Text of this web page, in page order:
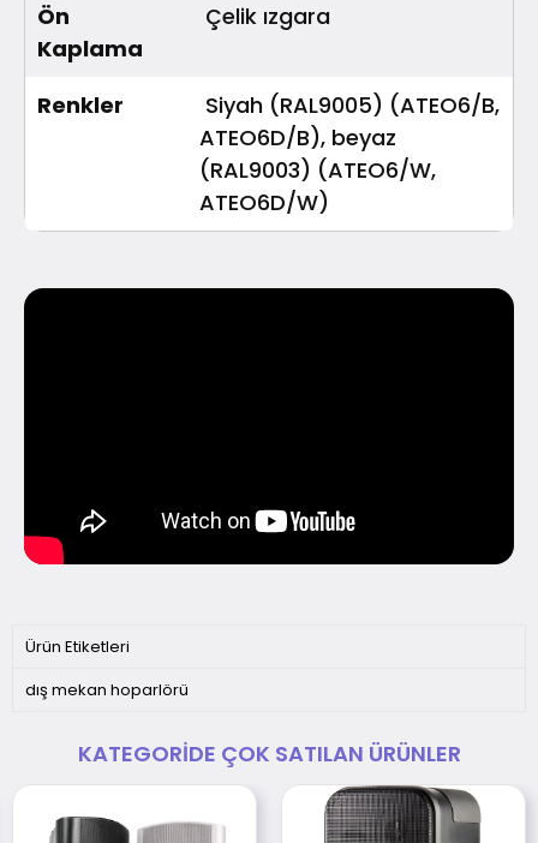
Ön
Kaplama
Çelik ızgara
Renkler
Siyah (RAL9005) (ATEO6/B,
ATEO6D/B), beyaz
(RAL9003) (ATEO6/W,
ATEO6D/W)
Ürün Etiketleri
dış mekan hoparlörü
KATEGORIDE ÇOK SATILAN ÜRÜNLER